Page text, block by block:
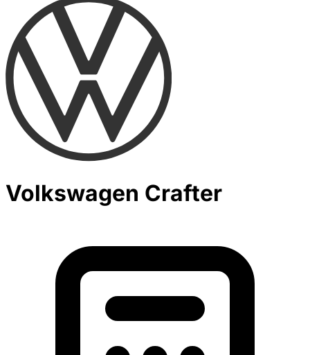
Volkswagen Crafter